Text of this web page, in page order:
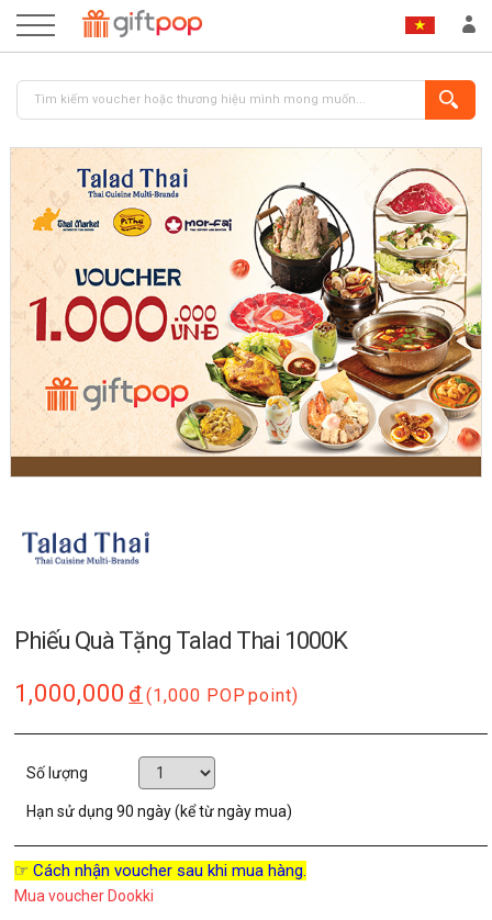
ĐĂNG NHẬP ĐĂNG KÝ
Phiếu Quà Tặng Talad Thai 1000K
1,000,000 đ (1,000 POP point)
Số lượng
Hạn sử dụng90 ngày (kể từ ngày mua)
☞ Cách nhận voucher sau khi mua hàng.
Mua voucher Dookki